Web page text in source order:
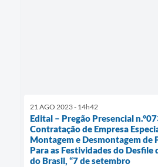
21 AGO 2023 - 14h42
Edital – Pregão Presencial
Contratação de Empresa
Montagem e Desmontagem de
Para as Festividades do Desfile
do Brasil, “7 de setembro